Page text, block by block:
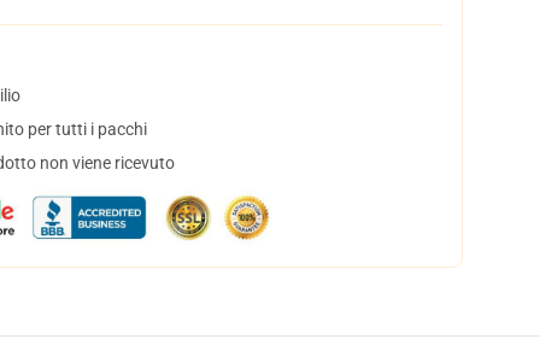
per tutti i pacchi
non viene ricevuto